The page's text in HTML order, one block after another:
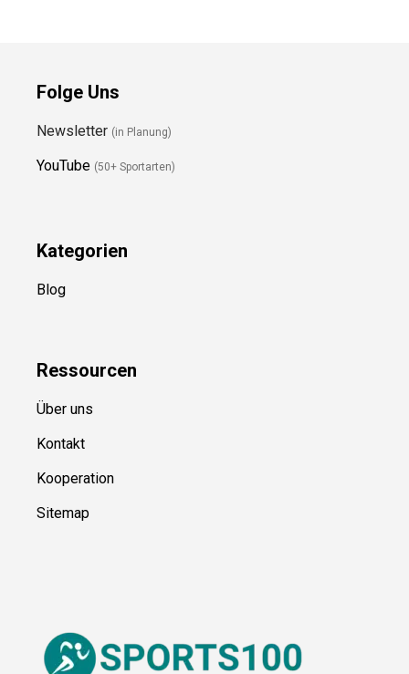
Folge Uns
Newsletter (in Planung)
YouTube (50+ Sportarten)
Kategorien
Blog
Ressourcen
Über uns
Kontakt
Kooperation
Sitemap